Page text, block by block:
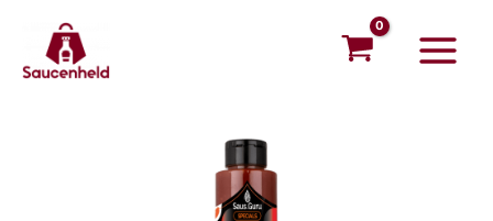
springen
Menu